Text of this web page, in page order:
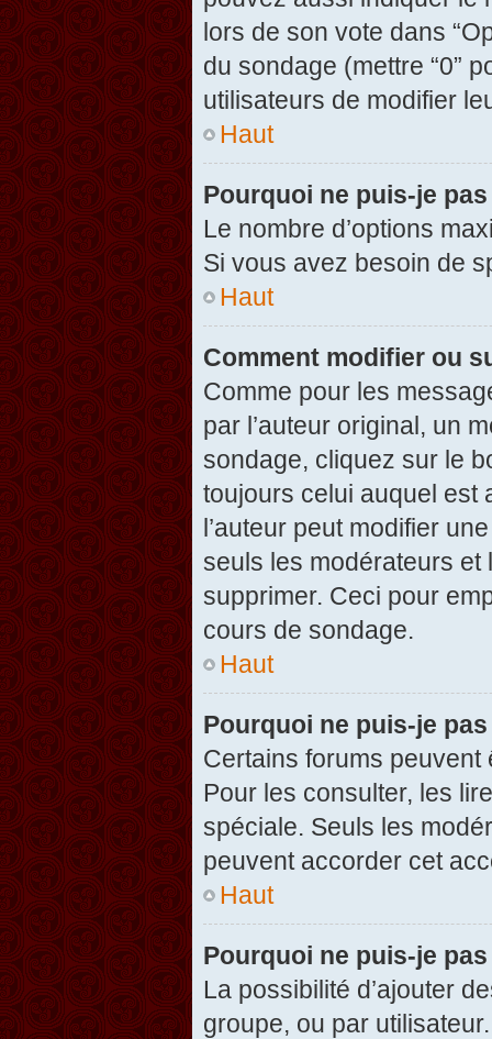
lors de son vote dans
du sondage (mettre “0”
utilisateurs de modifier
Haut
Pourquoi ne puis-je
Le nombre d’options
Si vous avez besoin de
Haut
Comment modifier ou
Comme pour les
par l’auteur original, un
sondage, cliquez sur le
toujours celui auquel est
l’auteur peut modifier
seuls les modérateurs et
supprimer. Ceci pour
cours de sondage.
Haut
Pourquoi ne puis-je
Certains forums
Pour les consulter, les
spéciale. Seuls les
peuvent accorder cet
Haut
Pourquoi ne puis-je
La possibilité d’ajouter
groupe, ou par